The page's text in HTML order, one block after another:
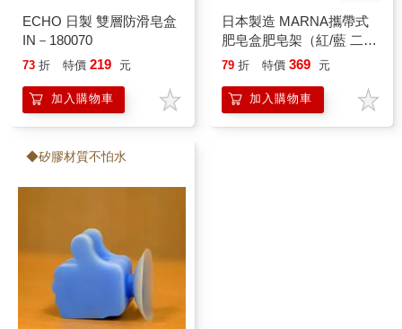
ECHO 日製 雙層防滑皂盒
IN－180070
73 折 特價 219 元
加入購物車
日本製造 MARNA攜帶式
肥皂盒肥皂架（紅/藍 二
色）MAR－W445
79 折 特價 369 元
加入購物車
◆矽膠材質不怕水